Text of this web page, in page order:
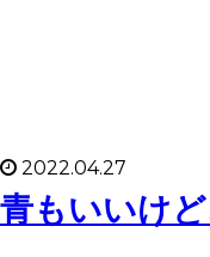
2022.04.27
青もいいけ